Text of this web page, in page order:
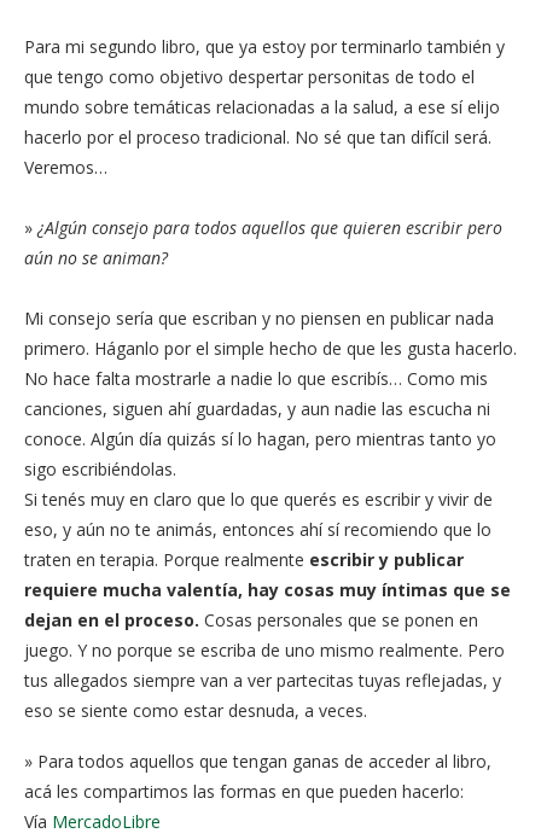
Para mi segundo libro, que ya estoy por terminarlo también y
que tengo como objetivo despertar personitas de todo el
mundo sobre temáticas relacionadas a la salud, a ese sí elijo
hacerlo por el proceso tradicional. No sé que tan difícil será.
Veremos…
» ¿Algún consejo para todos aquellos que quieren escribir pero
aún no se animan?
Mi consejo sería que escriban y no piensen en publicar nada
primero. Háganlo por el simple hecho de que les gusta hacerlo.
No hace falta mostrarle a nadie lo que escribís… Como mis
canciones, siguen ahí guardadas, y aun nadie las escucha ni
conoce. Algún día quizás sí lo hagan, pero mientras tanto yo
sigo escribiéndolas.
Si tenés muy en claro que lo que querés es escribir y vivir de
eso, y aún no te animás, entonces ahí sí recomiendo que lo
traten en terapia. Porque realmente escribir y publicar
requiere mucha valentía, hay cosas muy íntimas que se
dejan en el proceso. Cosas personales que se ponen en
juego. Y no porque se escriba de uno mismo realmente. Pero
tus allegados siempre van a ver partecitas tuyas reflejadas, y
eso se siente como estar desnuda, a veces.
» Para todos aquellos que tengan ganas de acceder al libro,
acá les compartimos las formas en que pueden hacerlo:
Vía MercadoLibre